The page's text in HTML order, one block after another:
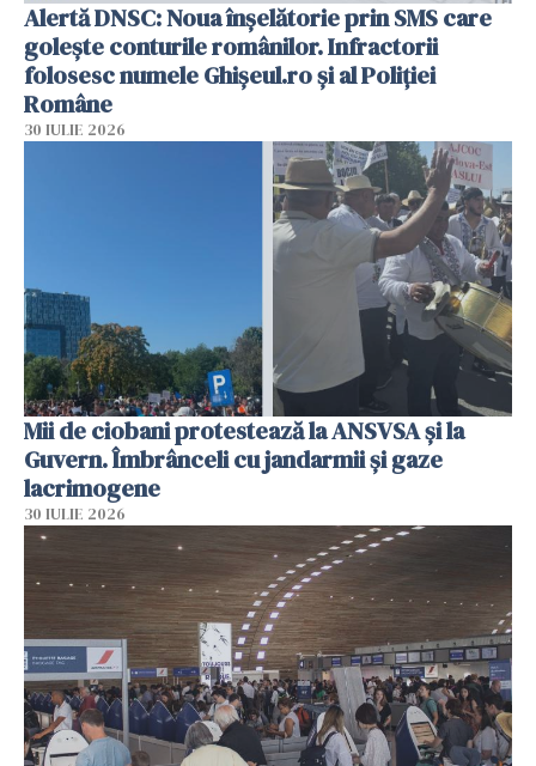
Alertă DNSC: Noua înșelătorie prin SMS care
golește conturile românilor. Infractorii
folosesc numele Ghișeul.ro și al Poliției
Române
30 IULIE 2026
Mii de ciobani protestează la ANSVSA și la
Guvern. Îmbrânceli cu jandarmii și gaze
lacrimogene
30 IULIE 2026